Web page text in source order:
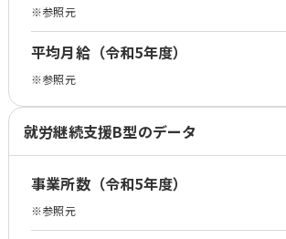
※参照元
平均月給（令和5年度）
※参照元
就労継続支援B型のデータ
事業所数（令和5年度）
※参照元